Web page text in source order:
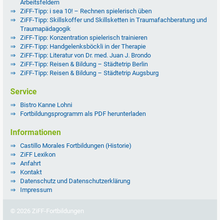
Arbeitsfeldern
ZiFF-Tipp: i sea 10! – Rechnen spielerisch üben
ZiFF-Tipp: Skillskoffer und Skillsketten in Traumafachberatung und
Traumapädagogik
ZiFF-Tipp: Konzentration spielerisch trainieren
ZiFF-Tipp: Handgelenksböckli in der Therapie
ZiFF-Tipp: Literatur von Dr. med. Juan J. Brondo
ZiFF-Tipp: Reisen & Bildung – Städtetrip Berlin
ZiFF-Tipp: Reisen & Bildung – Städtetrip Augsburg
Service
Bistro Kanne Lohni
Fortbildungsprogramm als PDF herunterladen
Informationen
Castillo Morales Fortbildungen (Historie)
ZiFF Lexikon
Anfahrt
Kontakt
Datenschutz und Datenschutzerklärung
Impressum
© 2026 ZiFF-Fortbildungen